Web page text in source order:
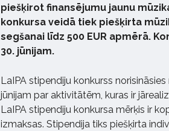
piešķirot finansējumu jaunu
konkursa veidā tiek piešķirta
segšanai līdz 500 EUR apmērā.
30. jūnijam.
LaIPA stipendiju konkurss
jūnijam par aktivitātēm, kuras ir
LaIPA stipendiju konkursa mērķis ir
izmaksas. Stipendija tiks piešķirta